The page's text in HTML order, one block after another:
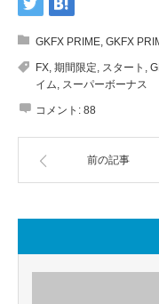
GKFX PRIME, GKFX
FX, 期間限定, スタート ,
イム, スーパーボーナス
コメント: 88
前の記事